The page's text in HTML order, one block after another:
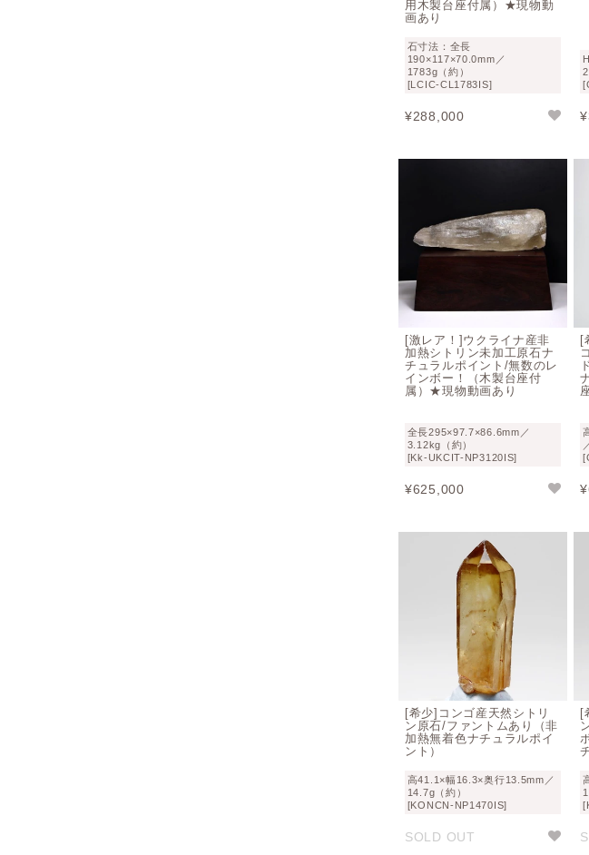
用木製台座付属）★現物動
画あり
石寸法：全長
190×117×70.0mm／
1783g（約）
[LCIC-CL1783IS]
¥288,000 ¥
[激レア！]ウクライナ産非
加熱シトリン未加工原石ナ
チュラルポイント/無数のレ
インボー！（木製台座付
属）★現物動画あり
全長295×97.7×86.6mm／
3.12kg（約）
[Kk-UKCIT-NP3120IS]
¥625,000 ¥
[希少]コンゴ産天然シトリ
ン原石/ファントムあり（非
加熱無着色ナチュラルポイ
ント）
高41.1×幅16.3×奥行13.5mm／
14.7g（約）
[KONCN-NP1470IS]
SOLD OUT